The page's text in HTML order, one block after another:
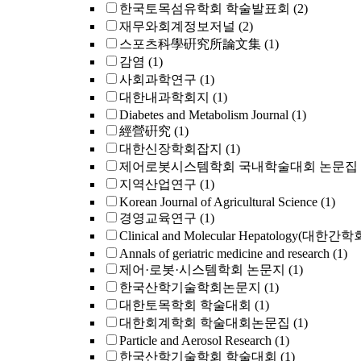
한국토목섬유학회 학술발표회 (2)
재무와회계정보저널 (2)
스포츠科學硏究所論文集 (1)
감염 (1)
사회과학연구 (1)
대한내과학회지 (1)
Diabetes and Metabolism Journal (1)
經營硏究 (1)
대한신장학회잡지 (1)
제어로봇시스템학회 국내학술대회 논문집
지역산업연구 (1)
Korean Journal of Agricultural Science (1)
경영교육연구 (1)
Clinical and Molecular Hepatology(대한간학
Annals of geriatric medicine and research (1)
제어·로봇·시스템학회 논문지 (1)
한국산학기술학회논문지 (1)
대한토목학회 학술대회 (1)
대한회계학회 학술대회논문집 (1)
Particle and Aerosol Research (1)
한국산학기술학회 학술대회 (1)